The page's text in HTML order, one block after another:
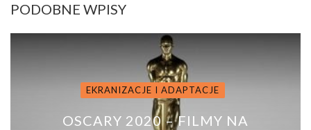
PODOBNE WPISY
EKRANIZACJE I ADAPTACJE
OSCARY 2020 – FILMY NA